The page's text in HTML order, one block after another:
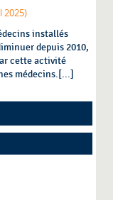
2025)
installés
depuis 2010,
cette activité
médecins.[...]